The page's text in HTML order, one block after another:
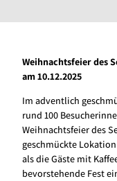
Weihnachtsfeier des
am 10.12.2025
Im adventlich
rund 100
Weihnachtsfeier des
geschmückte
als die Gäste mit
bevorstehende Fest